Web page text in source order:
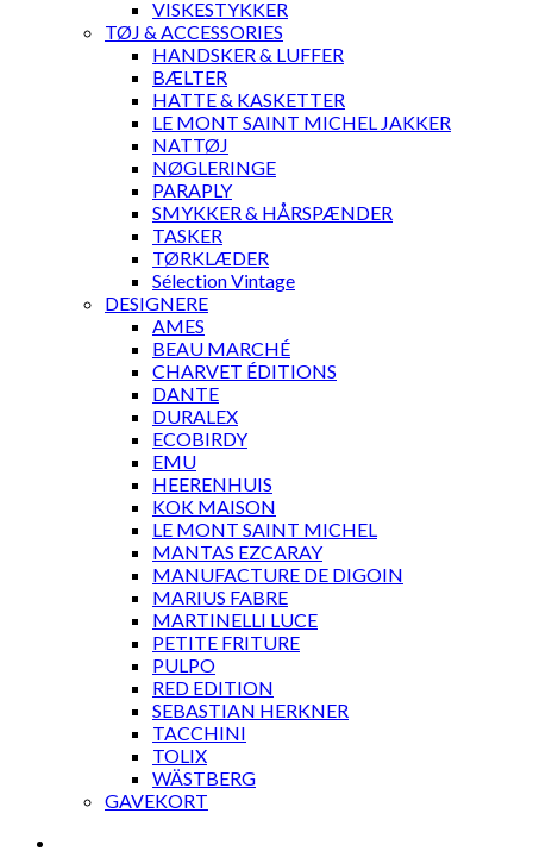
VISKESTYKKER
TØJ & ACCESSORIES
HANDSKER & LUFFER
BÆLTER
HATTE & KASKETTER
LE MONT SAINT MICHEL JAKKER
NATTØJ
NØGLERINGE
PARAPLY
SMYKKER & HÅRSPÆNDER
TASKER
TØRKLÆDER
Sélection Vintage
DESIGNERE
AMES
BEAU MARCHÉ
CHARVET ÉDITIONS
DANTE
DURALEX
ECOBIRDY
EMU
HEERENHUIS
KOK MAISON
LE MONT SAINT MICHEL
MANTAS EZCARAY
MANUFACTURE DE DIGOIN
MARIUS FABRE
MARTINELLI LUCE
PETITE FRITURE
PULPO
RED EDITION
SEBASTIAN HERKNER
TACCHINI
TOLIX
WÄSTBERG
GAVEKORT